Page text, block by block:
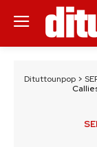
Dituttounpop >